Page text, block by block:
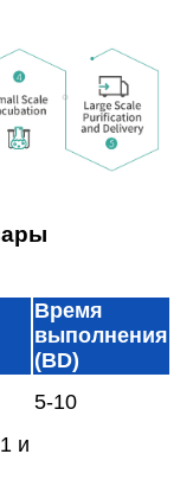
Время
выполнения
(BD)
5-10
и